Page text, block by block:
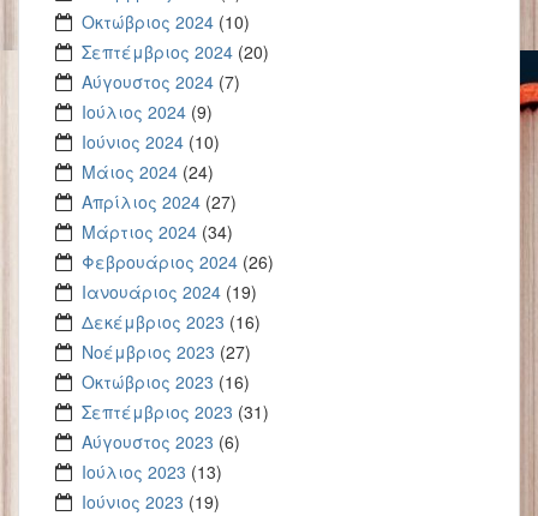
Οκτώβριος 2024 (10)
Σεπτέμβριος 2024 (20)
Αύγουστος 2024 (7)
Ιούλιος 2024 (9)
Ιούνιος 2024 (10)
Μάιος 2024 (24)
Απρίλιος 2024 (27)
Μάρτιος 2024 (34)
Φεβρουάριος 2024 (26)
Ιανουάριος 2024 (19)
Δεκέμβριος 2023 (16)
Νοέμβριος 2023 (27)
Οκτώβριος 2023 (16)
Σεπτέμβριος 2023 (31)
Αύγουστος 2023 (6)
Ιούλιος 2023 (13)
Ιούνιος 2023 (19)